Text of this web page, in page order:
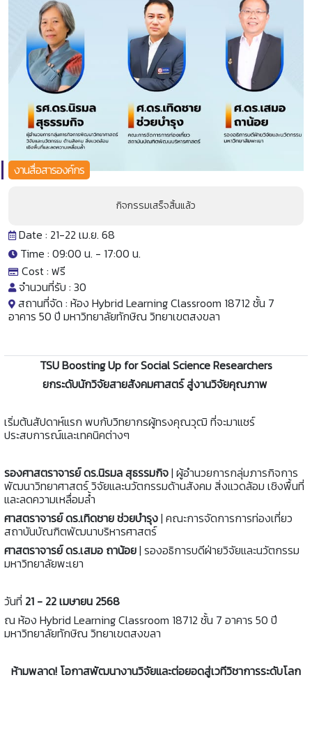
งานสื่อสารองค์กร
กิจกรรมเสร็จสิ้นแล้ว
Date : 21-22 เม.ย. 68
Time : 09:00 น. - 17:00 น.
Cost : ฟรี
จำนวนที่รับ : 30
สถานที่จัด : ห้อง Hybrid Learning Classroom 18712 ชั้น 7
อาคาร 50 ปี มหาวิทยาลัยทักษิณ วิทยาเขตสงขลา
TSU Boosting Up for Social Science Researchers
ยกระดับนักวิจัยสายสังคมศาสตร์ สู่งานวิจัยคุณภาพ
เริ่มต้นสัปดาห์แรก พบกับวิทยากรผู้ทรงคุณวุฒิ ที่จะมาแชร์
ประสบการณ์และเทคนิคต่างๆ
รองศาสตราจารย์ ดร.นิรมล สุธรรมกิจ| ผู้อำนวยการกลุ่มภารกิจการ
พัฒนาวิทยาศาสตร์ วิจัยและนวัตกรรมด้านสังคม สิ่งแวดล้อม เชิงพื้นที่
และลดความเหลื่อมล้ำ
ศาสตราจารย์ ดร.เทิดชาย ช่วยบำรุง| คณะการจัดการการท่องเที่ยว
สถาบันบัณฑิตพัฒนาบริหารศาสตร์
ศาสตราจารย์ ดร.เสมอ ถาน้อย| รองอธิการบดีฝ่ายวิจัยและนวัตกรรม
มหาวิทยาลัยพะเยา
วันที่ 21 - 22 เมษายน 2568
ณ ห้อง Hybrid Learning Classroom 18712 ชั้น 7 อาคาร 50 ปี
มหาวิทยาลัยทักษิณ วิทยาเขตสงขลา
ห้ามพลาด! โอกาสพัฒนางานวิจัยและต่อยอดสู่เวทีวิชาการระดับโลก